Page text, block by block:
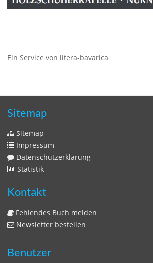
Ein Service von litera-bavarica
Sitemap
Sitemap
Impressum
Datenschutzerklärung
Statistik
Kontakt
Fehlendes Buch melden
Newsletter bestellen
Benutzer